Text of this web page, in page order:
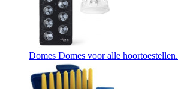
Domes Domes voor alle hoortoestellen.